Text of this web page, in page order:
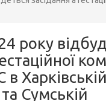
року
Сумській